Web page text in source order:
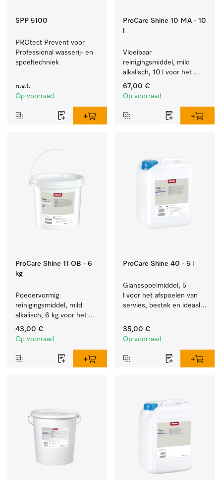
SPP 5100
PROtect Prevent voor
Professional wasserij- en
spoeltechniek
n.v.t.
Op voorraad
ProCare Shine 10 MA - 10
Vloeibaar
reinigingsmiddel, mild
alkalisch, 10 l voor het
reinigen van lichte
vervuiling op servies,
67,00 €
Op voorraad
ProCare Shine 11 OB - 6
kg
Poedervormig
reinigingsmiddel, mild
alkalisch, 6 kg voor het
reinigen van sterk vervuild
servies, bestek en glazen.
43,00 €
Op voorraad
ProCare Shine 40 - 5 l
Glansspoelmiddel, 5
l voor het afspoelen van
servies, bestek en ideaal
35,00 €
Op voorraad